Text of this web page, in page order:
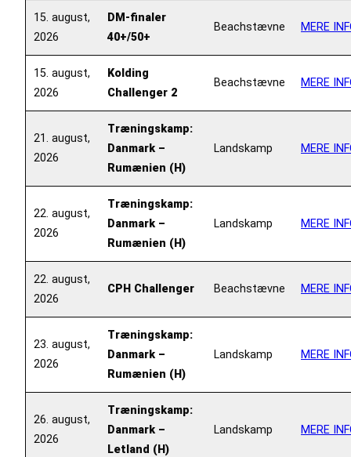
15. august,
2026
DM-finaler
40+/50+
Beachstævne MERE
15. august,
2026
Kolding
Challenger 2
Beachstævne MERE
21. august,
2026
Træningskamp:
Danmark –
Rumænien (H)
Landskamp MERE
22. august,
2026
Træningskamp:
Danmark –
Rumænien (H)
Landskamp MERE
22. august,
2026
CPH Challenger Beachstævne MERE
23. august,
2026
Træningskamp:
Danmark –
Rumænien (H)
Landskamp MERE
26. august,
2026
Træningskamp:
Danmark –
Letland (H)
Landskamp MERE